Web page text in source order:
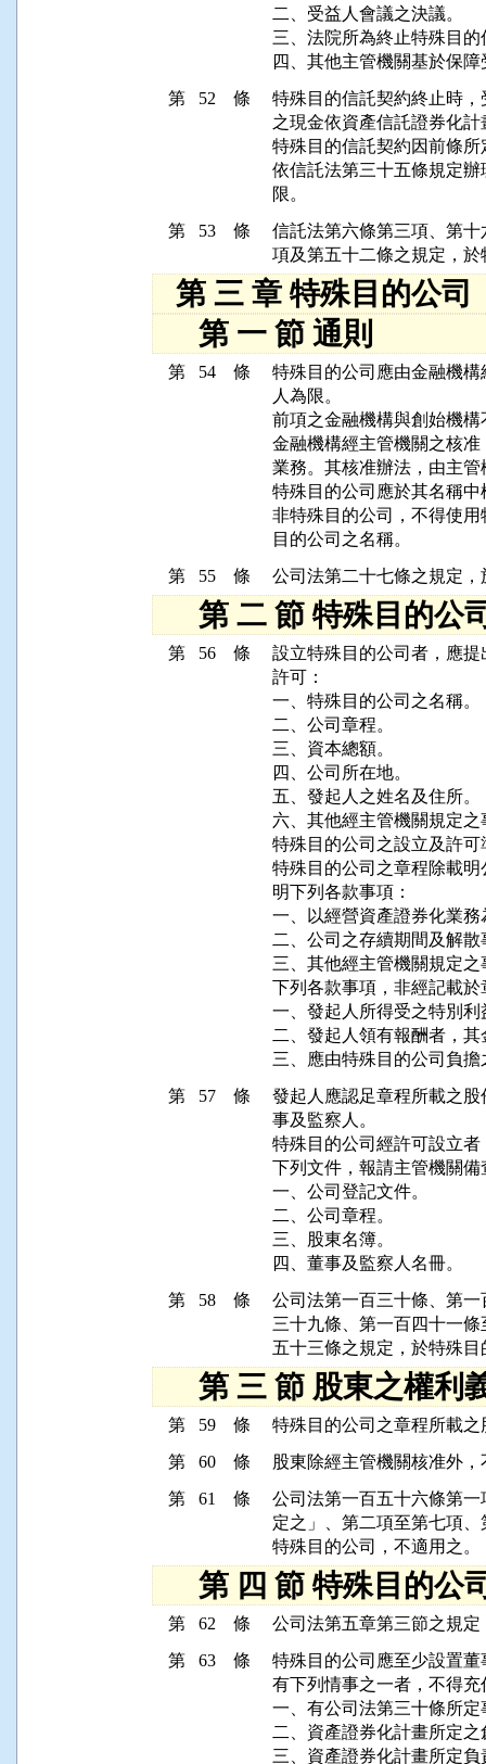
二、受益人會議之決議。
三、法院所為終止特殊目
第 52 條
特殊目的信託契約終止時
之現金依資產信託證券化計
特殊目的信託契約因前條
依信託法第三十五條規定
第 53 條
信託法第六條第三項、第
第 三 章 特殊目的公司
第 一 節 通則
第 54 條
特殊目的公司應由金融機
人為限。
前項之金融機構與創始機
金融機構經主管機關之核
業務。其核准辦法，由主管
特殊目的公司應於其名稱
非特殊目的公司，不得使
第 55 條
第 二 節 特殊目的公
第 56 條
設立特殊目的公司者，應
許可：
一、特殊目的公司之名稱。
二、公司章程。
三、資本總額。
四、公司所在地。
五、發起人之姓名及住所。
六、其他經主管機關規定之
特殊目的公司之設立及許
特殊目的公司之章程除載
明下列各款事項：
一、以經營資產證券化業
二、公司之存續期間及解散
三、其他經主管機關規定之
下列各款事項，非經記載
一、發起人所得受之特別
二、發起人領有報酬者，其
第 57 條
發起人應認足章程所載之
事及監察人。
特殊目的公司經許可設立
下列文件，報請主管機關備
一、公司登記文件。
二、公司章程。
三、股東名簿。
第 58 條
公司法第一百三十條、第
三十九條、第一百四十一
第 三 節 股東之權利
第 59 條
第 60 條
第 61 條
公司法第一百五十六條第
定之」、第二項至第七項
第 四 節 特殊目的公
第 62 條
第 63 條
特殊目的公司應至少設置
有下列情事之一者，不得充
一、有公司法第三十條所定
二、資產證券化計畫所定
三、資產證券化計畫所定